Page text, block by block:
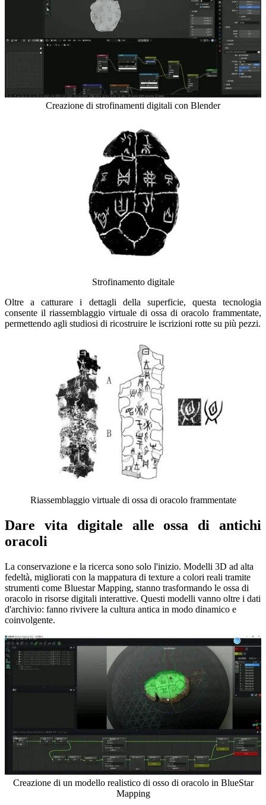
Creazione di strofinamenti digitali con Blender
Strofinamento digitale
Oltre a catturare i dettagli della superficie, questa tecnologia
consente il riassemblaggio virtuale di ossa di oracolo frammentate,
permettendo agli studiosi di ricostruire le iscrizioni rotte su più pezzi.
Riassemblaggio virtuale di ossa di oracolo frammentate
Dare vita digitale alle ossa di antichi
oracoli
La conservazione e la ricerca sono solo l'inizio. Modelli 3D ad alta
fedeltà, migliorati con la mappatura di texture a colori reali tramite
strumenti come Bluestar Mapping, stanno trasformando le ossa di
oracolo in risorse digitali interattive. Questi modelli vanno oltre i dati
d'archivio: fanno rivivere la cultura antica in modo dinamico e
coinvolgente.
Creazione di un modello realistico di osso di oracolo in BlueStar
Mapping